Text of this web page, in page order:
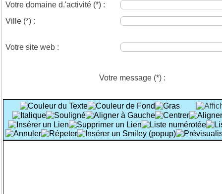
Votre domaine d.'activité (*) :
Ville (*) :
Votre site web :
Votre message (*) :